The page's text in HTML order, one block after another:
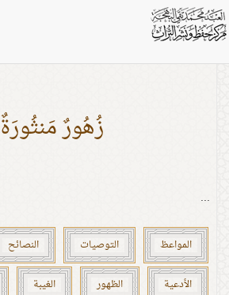
بطاقات: غرق
زُهُورٌ مَنثُورَةٌ
...
المواعظ التوصيات النصائح
الأدعية الظهور الغيبة